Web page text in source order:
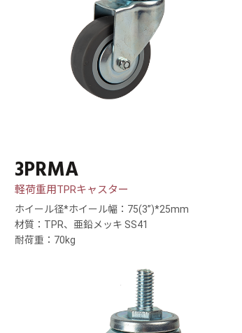
3PRMA
軽荷重用TPRキャスター
ホイール径*ホイール幅：75(3”)*25mm
材質：TPR、亜鉛メッキ SS41
耐荷重：70kg